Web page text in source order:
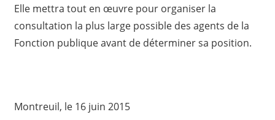
Elle mettra tout en œuvre pour organiser la
consultation la plus large possible des agents de la
Fonction publique avant de déterminer sa position.
Montreuil, le 16 juin 2015